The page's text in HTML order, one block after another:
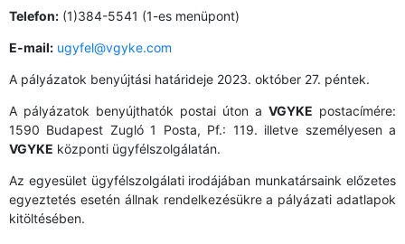
Telefon: (1)384-5541 (1-es menüpont)
E-mail: ugyfel@vgyke.com
A pályázatok benyújtási határideje 2023. október 27. péntek.
A pályázatok benyújthatók postai úton a VGYKE postacímére:
1590 Budapest Zugló 1 Posta, Pf.: 119. illetve személyesen a
VGYKE központi ügyfélszolgálatán.
Az egyesület ügyfélszolgálati irodájában munkatársaink előzetes
egyeztetés esetén állnak rendelkezésükre a pályázati adatlapok
kitöltésében.